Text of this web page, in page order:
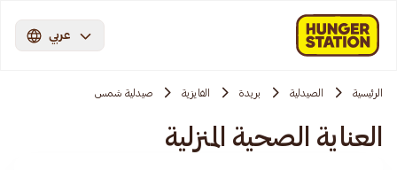
عربي
الرئيسية الصيدلية بريدة الفايزية صيدلية شمس
العناية الصحية المنزلية